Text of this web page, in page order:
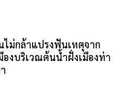
ม่กล้าแปรงฟันเหตุจาก
งบริเวณต้นน้ำฝั่งเมืองท่า